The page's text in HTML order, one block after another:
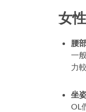
女
腰
一
力
坐
OL